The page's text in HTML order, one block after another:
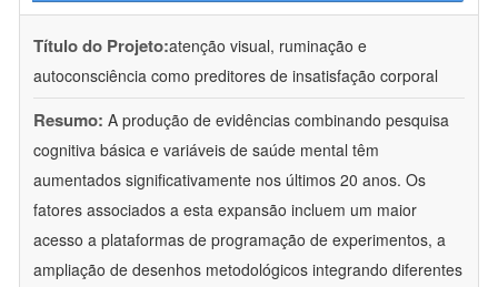
Título do Projeto:atenção visual, ruminação e
autoconsciência como preditores de insatisfação corporal
Resumo: A produção de evidências combinando pesquisa
cognitiva básica e variáveis de saúde mental têm
aumentados significativamente nos últimos 20 anos. Os
fatores associados a esta expansão incluem um maior
acesso a plataformas de programação de experimentos, a
ampliação de desenhos metodológicos integrando diferentes